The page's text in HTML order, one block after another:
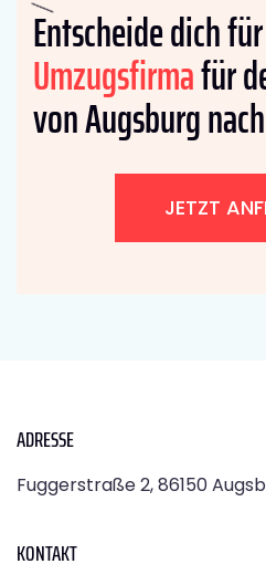
Entscheide dich
Umzugsfirmafür
von Augsburg
JETZT
ADRESSE
Fuggerstraße 2, 86150
KONTAKT